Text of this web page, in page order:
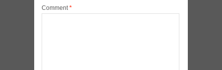
Comment*